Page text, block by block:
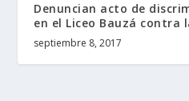
Denuncian acto de
en el Liceo Bauzá contra
septiembre 8, 2017